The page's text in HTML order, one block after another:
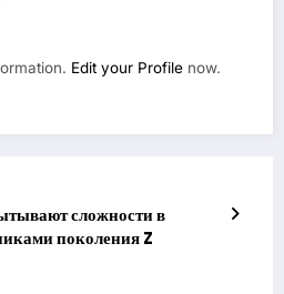
Edit your Profile now.
сложности в
поколения Z